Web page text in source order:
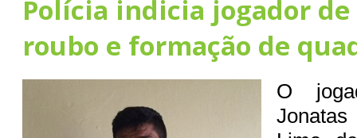
Polícia indicia jogador
roubo e formação de
O